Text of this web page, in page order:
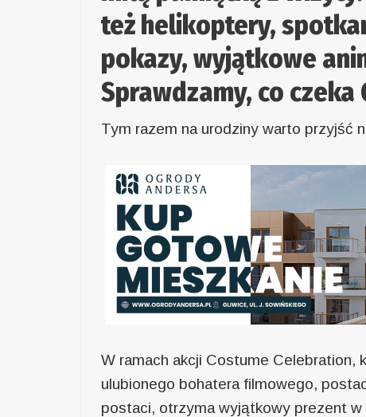
też helikoptery,
pokazy, wyjątkowe
Sprawdzamy, co czeka
Tym razem na urodziny warto przyjść
W ramach akcji Costume Celebration,
ulubionego bohatera filmowego,
postaci, otrzyma wyjątkowy prezent